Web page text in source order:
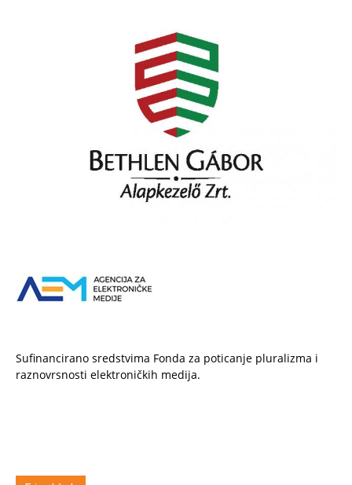
Sufinancirano sredstvima Fonda za poticanje pluralizma i
raznovrsnosti elektroničkih medija.